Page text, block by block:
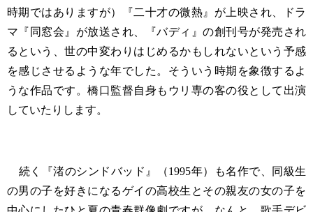
時期ではありますが）『二十才の微熱』が上映され、ドラ
マ『同窓会』が放送され、『バディ』の創刊号が発売され
るという、世の中変わりはじめるかもしれないという予感
を感じさせるような年でした。そういう時期を象徴するよ
うな作品です。橋口監督自身もウリ専の客の役として出演
していたりします。
続く『渚のシンドバッド』（1995年）も名作で、同級生
の男の子を好きになるゲイの高校生とその親友の女の子を